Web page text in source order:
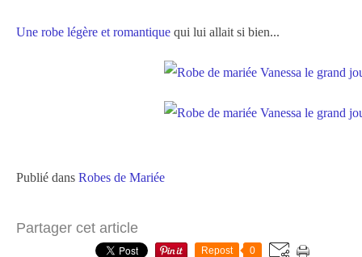
Une robe légère et romantique qui lui allait si bien...
Publié dans Robes de Mariée
Partager cet article
Repost 0